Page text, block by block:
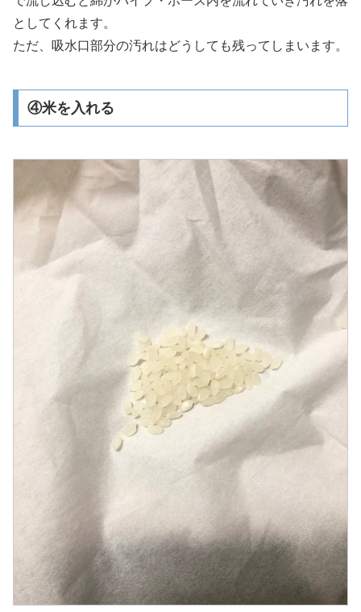
としてくれます。
ただ、吸水口部分の汚れはどうしても残ってしまいます。
④米を入れる